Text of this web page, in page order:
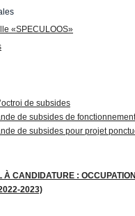
«SPECULOOS»
de subsides
de subsides de fonctionnement
de subsides pour projet
CANDIDATURE :
2023)